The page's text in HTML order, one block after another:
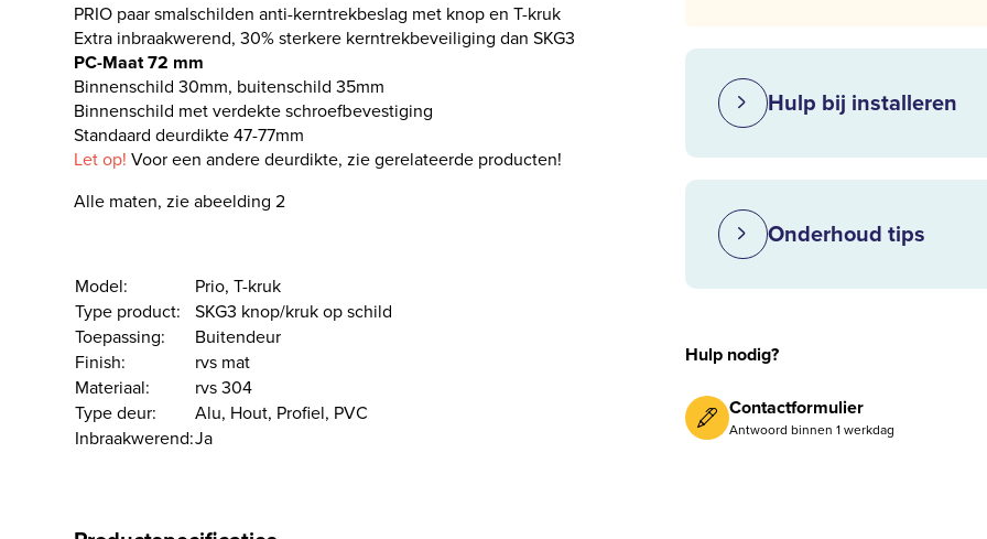
PRIO paar smalschilden anti-kerntrekbeslag met knop en T-kruk
Extra inbraakwerend, 30% sterkere kerntrekbeveiliging dan SKG3
PC-Maat 72 mm
Binnenschild 30mm, buitenschild 35mm
Binnenschild met verdekte schroefbevestiging
Standaard deurdikte 47-77mm
Let op! Voor een andere deurdikte, zie gerelateerde producten!
Alle maten, zie abeelding 2
Model:
Prio, T-kruk
Type product:
SKG3 knop/kruk op schild
Toepassing:
Buitendeur
Finish:
rvs mat
Materiaal:
rvs 304
Type deur:
Alu, Hout, Profiel, PVC
Inbraakwerend:Ja
Hulp bij installeren
Onderhoud tips
Hulp nodig?
Contactformulier
Antwoord binnen 1 werkdag